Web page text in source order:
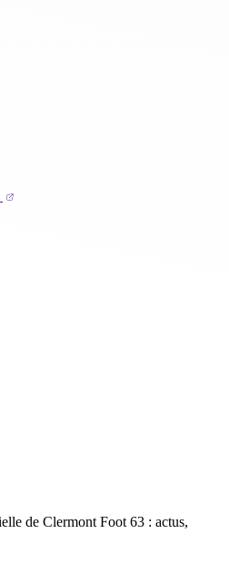
de Clermont Foot 63 : actus,